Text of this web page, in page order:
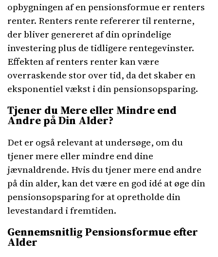
opbygningen af en pensionsformue er renters
renter. Renters rente refererer til renterne,
der bliver genereret af din oprindelige
investering plus de tidligere rentegevinster.
Effekten af renters renter kan være
overraskende stor over tid, da det skaber en
eksponentiel vækst i din pensionsopsparing.
Tjener du Mere eller Mindre end
Andre på Din Alder?
Det er også relevant at undersøge, om du
tjener mere eller mindre end dine
jævnaldrende. Hvis du tjener mere end andre
på din alder, kan det være en god idé at øge din
pensionsopsparing for at opretholde din
levestandard i fremtiden.
Gennemsnitlig Pensionsformue efter
Alder